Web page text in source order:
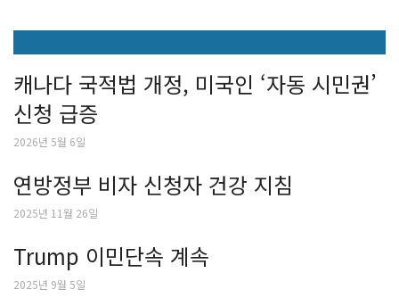
캐나다 국적법 개정, 미국인 ‘자동 시민권’
신청 급증
2026년 5월 6일
연방정부 비자 신청자 건강 지침
2025년 11월 26일
Trump 이민단속 계속
2025년 9월 5일